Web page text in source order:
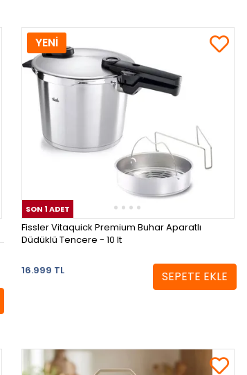
SON 1 ADET
Fissler Vitaquick Premium Buhar Aparatlı
Düdüklü Tencere - 10 lt
16.999 TL SEPETE EKLE
YENİ